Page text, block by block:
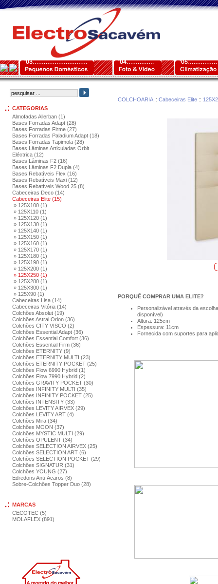
CATEGORIAS
Almofadas Allerban (1)
Bases Forradas Adapt (28)
Bases Forradas Firme (27)
Bases Forradas Paladium Adapt (18)
Bases Forradas Tapimola (28)
Bases Lâminas Articuladas Orbit
Eléctrica (12)
Bases Lâminas F2 (16)
Bases Lâminas F2 Dupla (4)
Bases Rebatíveis Flex (16)
Bases Rebatíveis Maxi (12)
Bases Rebatíveis Wood 25 (8)
Cabeceiras Deco (14)
Cabeceiras Elite (15)
» 125X100 (1)
» 125X110 (1)
» 125X120 (1)
» 125X130 (1)
» 125X140 (1)
» 125X150 (1)
» 125X160 (1)
» 125X170 (1)
» 125X180 (1)
» 125X190 (1)
» 125X200 (1)
» 125X250 (1)
» 125X280 (1)
» 125X300 (1)
» 125X90 (1)
Cabeceiras Lisa (14)
Cabeceiras Vitória (14)
Colchões Absolut (19)
Colchões Astral Orion (36)
Colchões CITY VISCO (2)
Colchões Essential Adapt (36)
Colchões Essential Comfort (36)
Colchões Essential Firm (36)
Colchões ETERNITY (9)
Colchões ETERNITY MULTI (23)
Colchões ETERNITY POCKET (25)
Colchões Flow 6990 Hybrid (1)
Colchões Flow 7990 Hybrid (2)
Colchões GRAVITY POCKET (30)
Colchões INFINITY MULTI (35)
Colchões INFINITY POCKET (25)
Colchões INTENSITY (33)
Colchões LEVITY AIRVEX (29)
Colchões LEVITY ART (4)
Colchões Mira (34)
Colchões MOON (37)
Colchões MYSTIC MULTI (29)
Colchões OPULENT (34)
Colchões SELECTION AIRVEX (25)
Colchões SELECTION ART (6)
Colchões SELECTION POCKET (29)
Colchões SIGNATUR (31)
Colchões YOUNG (27)
Edredons Anti-Ácaros (8)
Sobre-Colchões Topper Duo (28)
MARCAS
CECOTEC (5)
MOLAFLEX (891)
COLCHOARIA:: Cabeceiras Elite::
PORQUÊ COMPRAR UMA ELITE?
Personalizável através da
disponível)
Altura: 125cm
Espessura: 11cm
Fornecida com suportes para